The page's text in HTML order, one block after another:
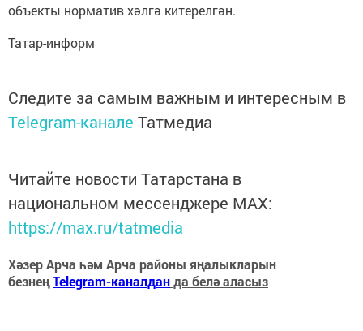
объекты норматив хәлгә китерелгән.
Татар-информ
Следите за самым важным и интересным в
Telegram-канале Татмедиа
Читайте новости Татарстана в
национальном мессенджере MАХ:
https://max.ru/tatmedia
Хәзер Арча һәм Арча районы яңалыкларын
безнеңTelegram-каналданда белә аласыз